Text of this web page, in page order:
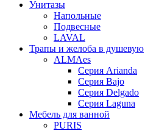
Унитазы
Напольные
Подвесные
LAVAL
Трапы и желоба в душевую
ALMAes
Серия Arianda
Серия Bajo
Серия Delgado
Серия Laguna
Мебель для ванной
PURIS